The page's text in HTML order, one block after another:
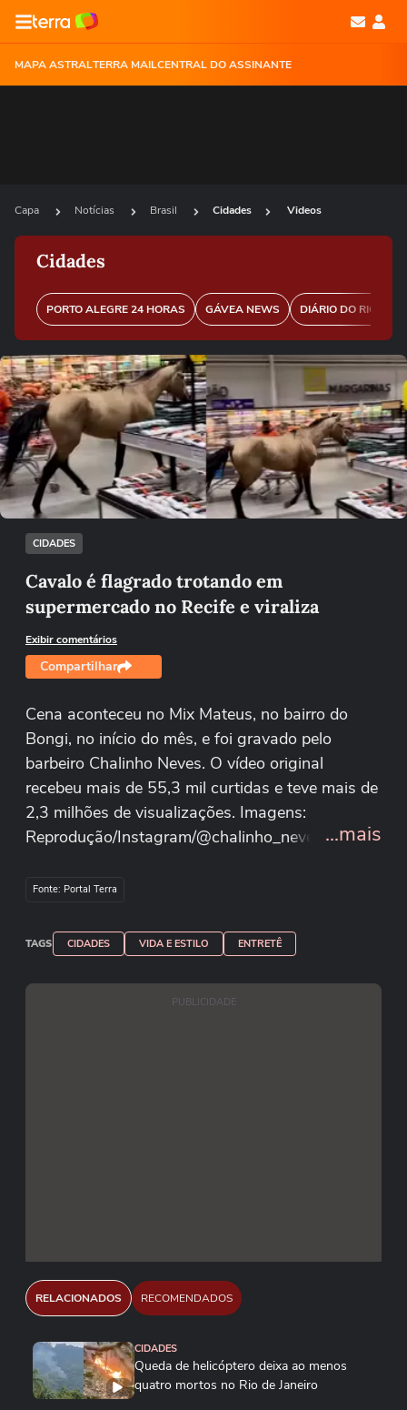
MAPA ASTRALTERRA MAILCENTRAL DO ASSINANTE
Capa Notícias Brasil Cidades Videos
Cidades
PORTO ALEGRE 24 HORAS GÁVEA NEWS DIÁRIO DO RIO
Ops!
Não foi possível reproduzir o vídeo
Tentar novamente
CIDADES
Cavalo é flagrado trotando em
supermercado no Recife e viraliza
Exibir comentários
Compartilhar
Cena aconteceu no Mix Mateus, no bairro do
Bongi, no início do mês, e foi gravado pelo
barbeiro Chalinho Neves. O vídeo original
recebeu mais de 55,3 mil curtidas e teve mais de
2,3 milhões de visualizações. Imagens:
Reprodução/Instagram/@chalinho_neves
...mais
Fonte: Portal Terra
TAGS CIDADES VIDA E ESTILO ENTRETÊ
PUBLICIDADE
RELACIONADOS RECOMENDADOS
CIDADES
Queda de helicóptero deixa ao menos
quatro mortos no Rio de Janeiro